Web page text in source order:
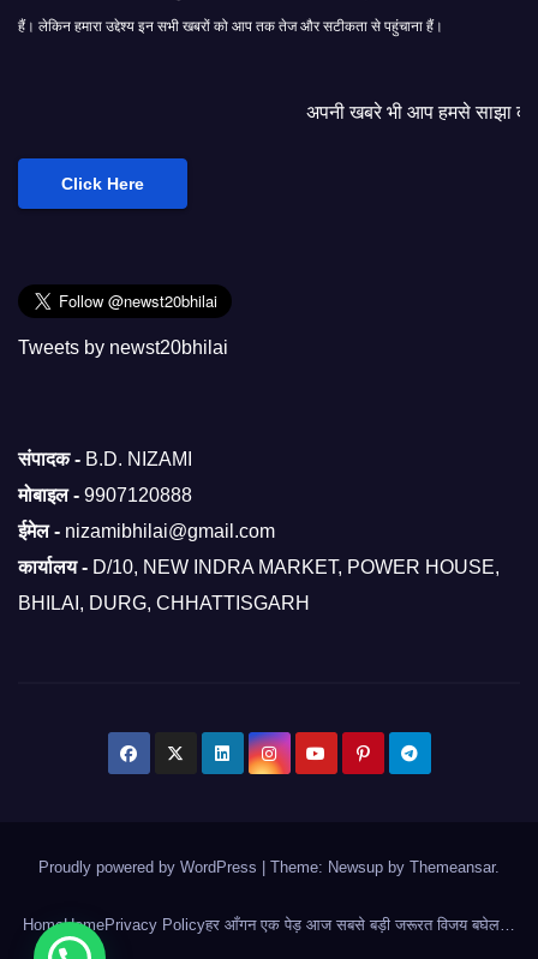
हैं। लेकिन हमारा उद्देश्य इन सभी खबरों को आप तक तेज और सटीकता से पहुंचाना हैं।
अपनी खबरे भी आप हमसे साझा कर सकते हैं।
Click Here
Tweets by newst20bhilai
संपादक - B.D. NIZAMI
मोबाइल - 9907120888
ईमेल - nizamibhilai@gmail.com
कार्यालय - D/10, NEW INDRA MARKET, POWER HOUSE,
BHILAI, DURG, CHHATTISGARH
Proudly powered by WordPress Theme: Newsup by Themeansar.
HomeHomePrivacy Policyहर आँगन एक पेड़ आज सबसे बड़ी जरूरत विजय बघेल…